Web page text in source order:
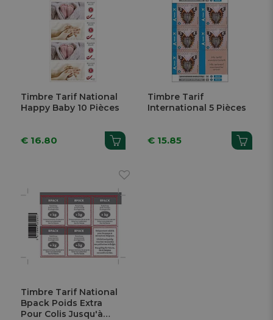
Timbre Tarif National
Happy Baby 10 Pièces
€ 16.80
Timbre Tarif
International 5 Pièces
€ 15.85
Timbre Tarif National
Bpack Poids Extra
Pour Colis Jusqu'à